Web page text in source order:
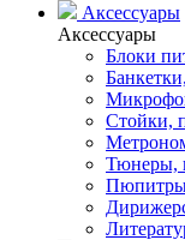
Аксессуары
Аксессуары
Блоки
Стойки,
Тюнеры,